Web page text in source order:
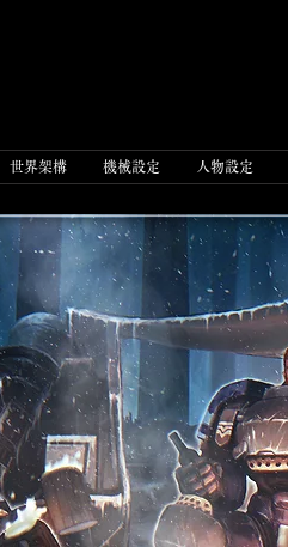
世界架構 機械設定 人物設定